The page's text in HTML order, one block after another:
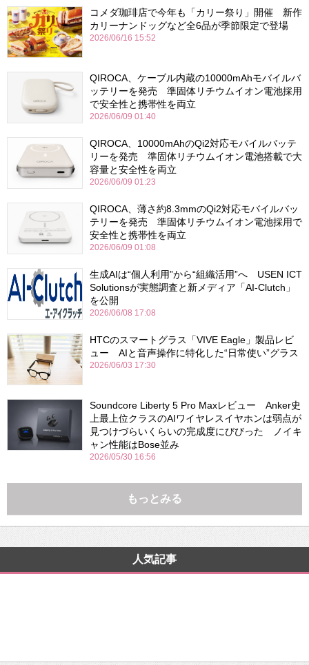
コメダ珈琲店で今年も「カリー祭り」開催 新作
カリーナンドッグなど全6品が季節限定で登場
2026/06/16 15:52
QIROCA、ケーブル内蔵の10000mAhモバイルバ
ッテリーを発売 準固体リチウムイオン電池採用
で安全性と携帯性を両立
2026/06/09 01:40
QIROCA、10000mAhのQi2対応モバイルバッテ
リーを発売 準固体リチウムイオン電池搭載で大
容量と安全性を両立
2026/06/09 01:23
QIROCA、薄さ約8.3mmのQi2対応モバイルバッ
テリーを発売 準固体リチウムイオン電池採用で
安全性と携帯性を両立
2026/06/09 01:08
生成AIは“個人利用”から“組織活用”へ USEN ICT
Solutionsが実態調査と新メディア「AI-Clutch」
を公開
2026/06/08 17:08
HTCのスマートグラス「VIVE Eagle」製品レビ
ュー AIと音声操作に特化した“日常使い”グラス
2026/06/03 17:30
Soundcore Liberty 5 Pro Maxレビュー Anker史
上最上位クラスのAIワイヤレスイヤホンは弱点が
見つけづらいくらいの完成度にびびった ノイキ
ャン性能はBose並み
2026/05/30 16:56
もっとみる
人気記事